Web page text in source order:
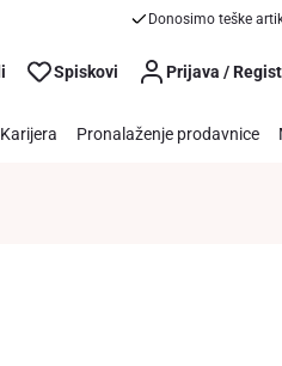
Donosimo teške
Spiskovi Prijava /
Karijera Pronalaženje prodavnice